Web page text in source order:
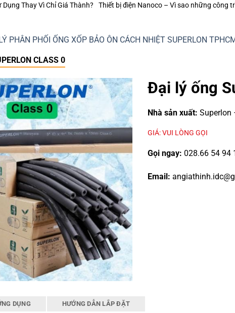
điện Nanoco – Vì sao những công trình bền vững luôn chú trọng từng thiết
PHÂN PHỐI ỐNG XỐP BẢO ÔN CÁCH NHIỆT SUPERLON
CLASS 0
Đại lý ống
Nhà sản xuất: Superlon
GIÁ: VUI LÒNG GỌI
Gọi ngay: 028.66 54 94
Email:
DỤNG HƯỚNG DẪN LẮP ĐẶT